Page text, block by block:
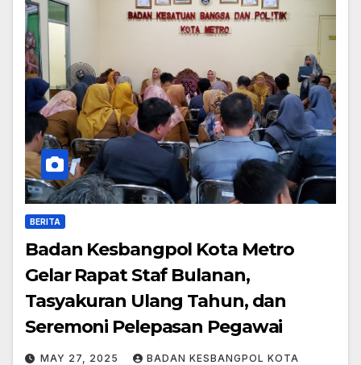
BERITA
Badan Kesbangpol Kota Metro
Gelar Rapat Staf Bulanan,
Tasyakuran Ulang Tahun, dan
Seremoni Pelepasan Pegawai
MAY 27, 2025 BADAN KESBANGPOL KOTA